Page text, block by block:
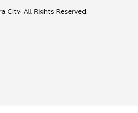
City, All Rights Reserved.